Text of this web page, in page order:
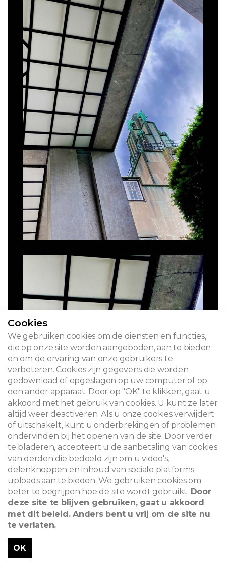
Cookies
We gebruiken cookies om de diensten en functies,
die op onze site worden aangeboden, aan te bieden
en om de ervaring van onze gebruikers te
verbeteren. Cookies zijn gegevens die worden
gedownload of opgeslagen op uw computer of op
een ander apparaat. Door op "OK" te klikken, gaat u
akkoord met het gebruik van cookies. U kunt ze later
altijd weer deactiveren. Als u onze cookies verwijdert
of uitschakelt, kunt u onderbrekingen of problemen
ondervinden bij het openen van de site. Door verder
te bladeren, accepteert u de aanbetaling van cookies
van derden die bedoeld zijn om u video's,
delenknoppen en inhoud van sociale platforms-
uploads aan te bieden. We gebruiken cookies om
beter te begrijpen hoe de site wordt gebruikt. Door
deze site te blijven gebruiken, gaat u akkoord
met dit beleid. Anders bent u vrij om de site nu
te verlaten.
OK